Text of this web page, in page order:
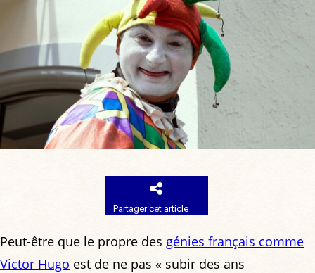
Partager cet article
Peut-être que le propre des génies français comme
Victor Hugo est de ne pas « subir des ans